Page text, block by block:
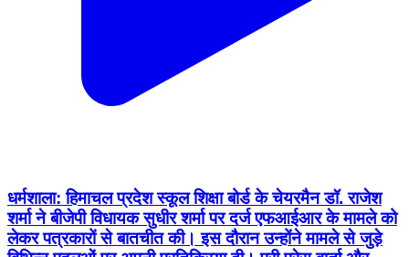
धर्मशाला: हिमाचल प्रदेश स्कूल शिक्षा बोर्ड के चेयरमैन डॉ. राजेश
शर्मा ने बीजेपी विधायक सुधीर शर्मा पर दर्ज एफआईआर के मामले को
लेकर पत्रकारों से बातचीत की। इस दौरान उन्होंने मामले से जुड़े